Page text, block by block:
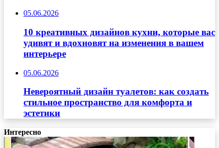
05.06.2026
10 креативных дизайнов кухни, которые вас
удивят и вдохновят на изменения в вашем
интерьере
05.06.2026
Невероятный дизайн туалетов: как создать
стильное пространство для комфорта и
эстетики
Интересно